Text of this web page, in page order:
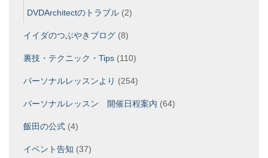
DVDArchitectのトラブル (2)
イイダのつぶやきブログ (8)
裏技・テクニック・Tips (110)
パーソナルレッスンより (254)
パーソナルレッスン 開催日程案内 (64)
飯田の公式 (4)
イベント告知 (37)